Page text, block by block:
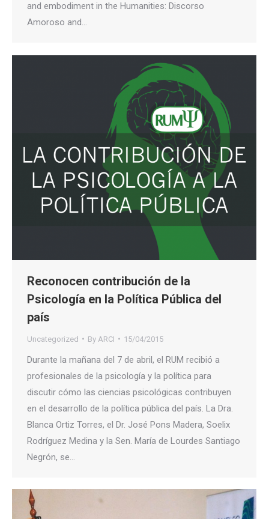
and embodiment in the Humanities: Discorso
Amoroso and…
Reconocen contribución de la
Psicología en la Política Pública del
país
Uncategorized By ARCI 15/04/2015
Durante la mañana del 7 de abril, el RUM recibió a
profesionales de la psicología y la política para
discutir cómo las ciencias psicológicas contribuyen
en el desarrollo de la política pública del país. La Dra.
Blanca Ortiz Torres, el Dr. José Pons Madera, Soelix
Rodríguez Medina y la Sen. María de Lourdes Santiago
Negrón, se…